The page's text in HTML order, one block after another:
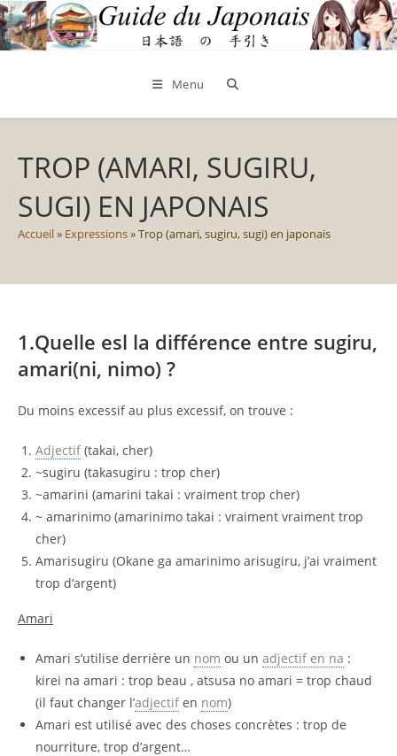
Skip
to
content
Menu
TROP (AMARI, SUGIRU,
SUGI) EN JAPONAIS
Accueil» Expressions»Trop (amari, sugiru, sugi) en japonais
1.Quelle esl la différence entre sugiru,
amari(ni, nimo) ?
Du moins excessif au plus excessif, on trouve :
Adjectif (takai, cher)
~sugiru (takasugiru : trop cher)
~amarini (amarini takai : vraiment trop cher)
~ amarinimo (amarinimo takai : vraiment vraiment trop
cher)
Amarisugiru (Okane ga amarinimo arisugiru, j’ai vraiment
trop d’argent)
Amari
Amari s’utilise derrière un nom ou un adjectif en na :
kirei na amari : trop beau , atsusa no amari = trop chaud
(il faut changer l’adjectif en nom)
Amari est utilisé avec des choses concrètes : trop de
nourriture, trop d’argent…